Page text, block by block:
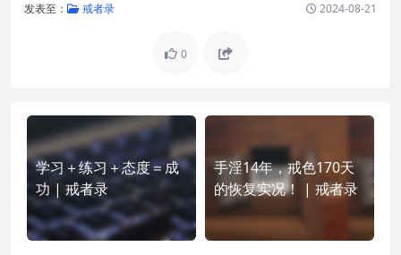
发表至： 戒者录 2024-08-21
0
学习＋练习＋态度＝成
功 | 戒者录
手淫14年，戒色170天
的恢复实况！ | 戒者录